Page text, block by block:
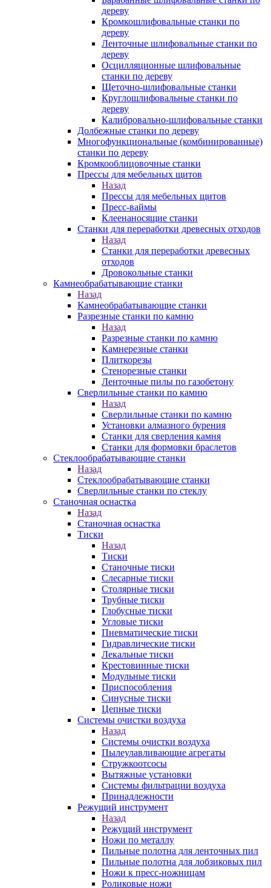
дереву
Кромкошлифовальные станки по
дереву
Ленточные шлифовальные станки по
дереву
Осцилляционные шлифовальные
станки по дереву
Щеточно-шлифовальные станки
Круглошлифовальные станки по
дереву
Калибровально-шлифовальные станки
Долбежные станки по дереву
Многофункциональные (комбинированные)
станки по дереву
Кромкооблицовочные станки
Прессы для мебельных щитов
Назад
Прессы для мебельных щитов
Пресс-ваймы
Клеенаносящие станки
Станки для переработки древесных отходов
Назад
Станки для переработки древесных
отходов
Дровокольные станки
Камнеобрабатывающие станки
Назад
Камнеобрабатывающие станки
Разрезные станки по камню
Назад
Разрезные станки по камню
Камнерезные станки
Плиткорезы
Стенорезные станки
Ленточные пилы по газобетону
Сверлильные станки по камню
Назад
Сверлильные станки по камню
Установки алмазного бурения
Станки для сверления камня
Станки для формовки браслетов
Стеклообрабатывающие станки
Назад
Стеклообрабатывающие станки
Сверлильные станки по стеклу
Станочная оснастка
Назад
Станочная оснастка
Тиски
Назад
Тиски
Станочные тиски
Слесарные тиски
Столярные тиски
Трубные тиски
Глобусные тиски
Угловые тиски
Пневматические тиски
Гидравлические тиски
Лекальные тиски
Крестовинные тиски
Модульные тиски
Приспособления
Синусные тиски
Цепные тиски
Системы очистки воздуха
Назад
Системы очистки воздуха
Пылеулавливающие агрегаты
Стружкоотсосы
Вытяжные установки
Системы фильтрации воздуха
Принадлежности
Режущий инструмент
Назад
Режущий инструмент
Ножи по металлу
Пильные полотна для ленточных пил
Пильные полотна для лобзиковых пил
Ножи к пресс-ножницам
Роликовые ножи